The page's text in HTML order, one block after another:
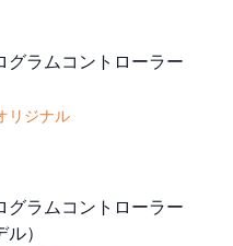
グラムコントローラー
リジナル
グラムコントローラー
）